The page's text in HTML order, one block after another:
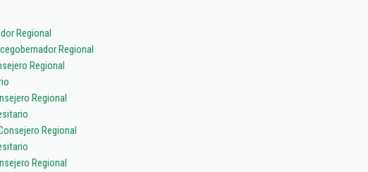
Regional
Regional
Regional
Regional
Regional
Regional